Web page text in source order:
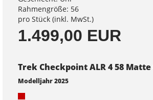
Rahmengröße: 56
pro Stück (inkl. MwSt.)
1.499,00 EUR
Trek Checkpoint ALR 4 58
Modelljahr 2025